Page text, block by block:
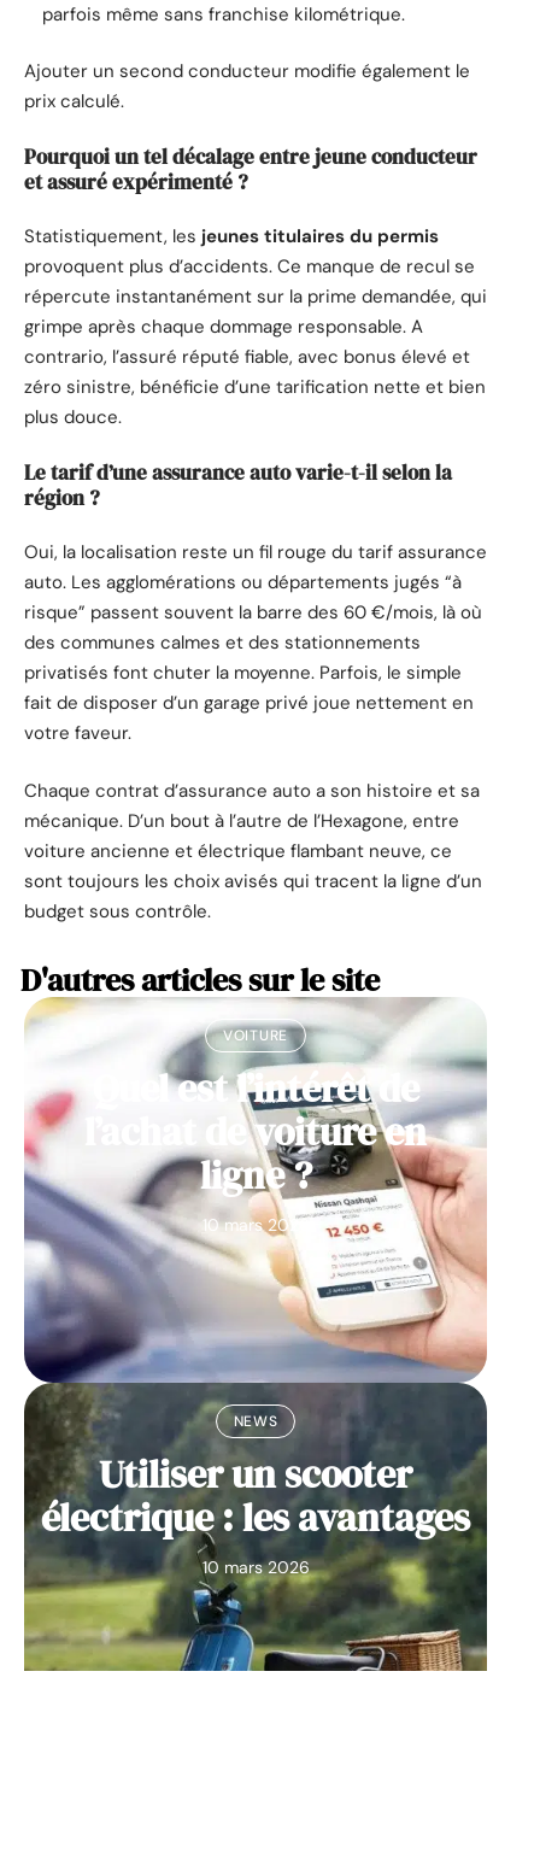
parfois même sans franchise kilométrique.
Ajouter un second conducteur modifie également le
prix calculé.
Pourquoi un tel décalage entre jeune conducteur
et assuré expérimenté ?
Statistiquement, les jeunes titulaires du permis
provoquent plus d’accidents. Ce manque de recul se
répercute instantanément sur la prime demandée, qui
grimpe après chaque dommage responsable. A
contrario, l’assuré réputé fiable, avec bonus élevé et
zéro sinistre, bénéficie d’une tarification nette et bien
plus douce.
Le tarif d’une assurance auto varie-t-il selon la
région ?
Oui, la localisation reste un fil rouge du tarif assurance
auto. Les agglomérations ou départements jugés “à
risque” passent souvent la barre des 60 €/mois, là où
des communes calmes et des stationnements
privatisés font chuter la moyenne. Parfois, le simple
fait de disposer d’un garage privé joue nettement en
votre faveur.
Chaque contrat d’assurance auto a son histoire et sa
mécanique. D’un bout à l’autre de l’Hexagone, entre
voiture ancienne et électrique flambant neuve, ce
sont toujours les choix avisés qui tracent la ligne d’un
budget sous contrôle.
D'autres articles sur le site
VOITURE
Quel est l’intérêt de
l’achat de voiture en
ligne ?
10 mars 2026
NEWS
Utiliser un scooter
électrique : les avantages
10 mars 2026